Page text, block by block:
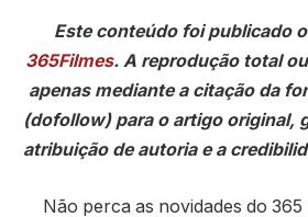
Este conteúdo foi publicado
365Filmes. A reprodução total
apenas mediante a citação da
(dofollow) para o artigo original,
atribuição de autoria e a
Não perca as novidades do 365